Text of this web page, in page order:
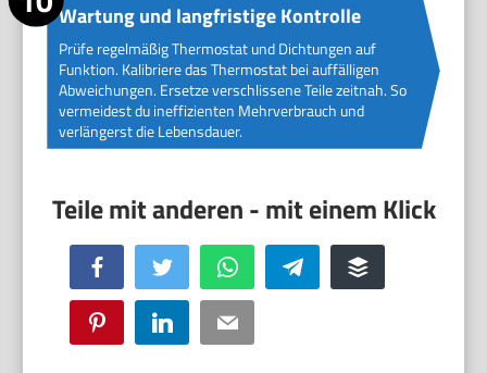
Wartung und langfristige Kontrolle
Prüfe regelmäßig Thermostat und Dichtungen auf
Funktion. Kalibriere das Thermostat bei auffälligen
Abweichungen. Ersetze verschlissene Teile zeitnah. So
vermeidest du ineffizienten Mehrverbrauch und
verlängerst die Lebensdauer.
Facebook Twitter WhatsApp Telegram Buffer
Pinterest LinkedIn Email